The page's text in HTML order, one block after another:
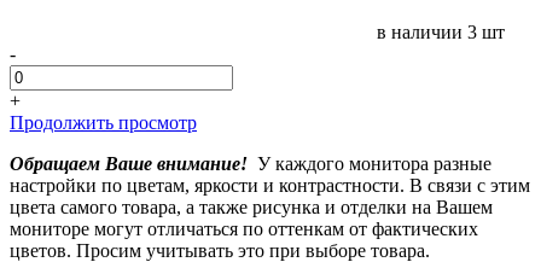
в наличии 3 шт
-
+
Продолжить просмотр
Обращаем Ваше внимание! У каждого монитора разные
настройки по цветам, яркости и контрастности. В связи с этим
цвета самого товара, а также рисунка и отделки на Вашем
мониторе могут отличаться по оттенкам от фактических
цветов. Просим учитывать это при выборе товара.